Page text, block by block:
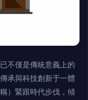
不僅是傳統意義上的
承與科技創新于一體
）緊跟時代步伐，傾